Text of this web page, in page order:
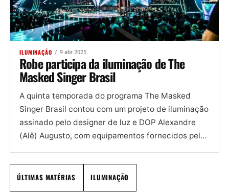
ILUMINAÇÃO 9 abr 2025
Robe participa da iluminação de The
Masked Singer Brasil
A quinta temporada do programa The Masked
Singer Brasil contou com um projeto de iluminação
assinado pelo designer de luz e DOP Alexandre
(Alê) Augusto, com equipamentos fornecidos pela
ÚLTIMAS MATÉRIAS ILUMINAÇÃO